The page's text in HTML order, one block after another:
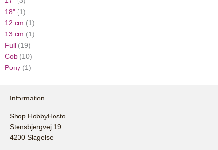
18" (1)
12 cm (1)
13 cm (1)
Full
(19)
Cob (10)
Pony (1)
Information
Shop HobbyHeste
Stensbjergvej 19
4200 Slagelse